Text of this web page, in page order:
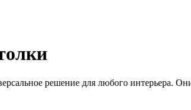
решение для любого интерьера.